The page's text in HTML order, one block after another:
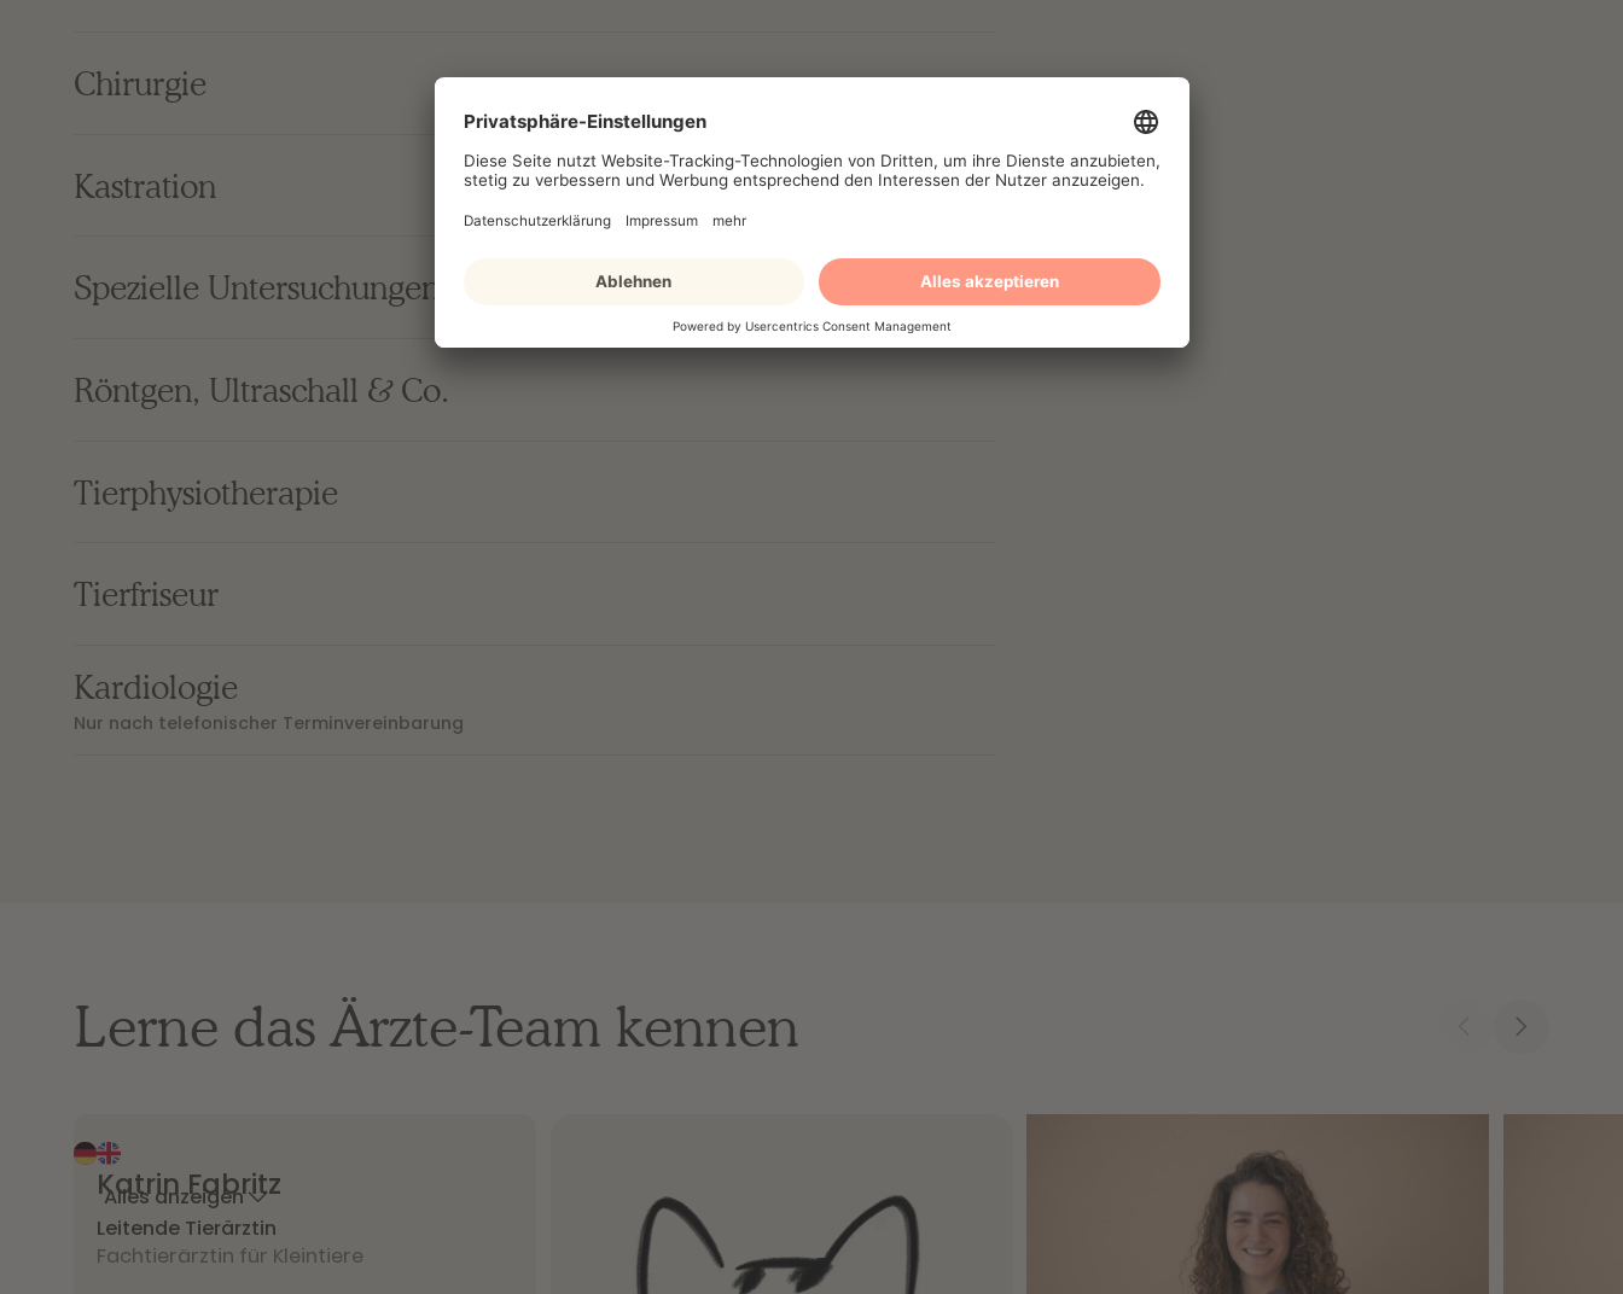
Chirurgie
Kastration
Spezielle Untersuchungen
Röntgen, Ultraschall & Co.
Tierphysiotherapie
Tierfriseur
Kardiologie
Nur nach telefonischer Terminvereinbarung
Lerne das Ärzte-Team kennen
Katrin Fabritz
Leitende Tierärztin
Fachtierärztin für Kleintiere
Alles anzeigen